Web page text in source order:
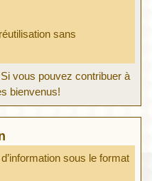
sans
vous pouvez contribuer à
bienvenus!
sous le format